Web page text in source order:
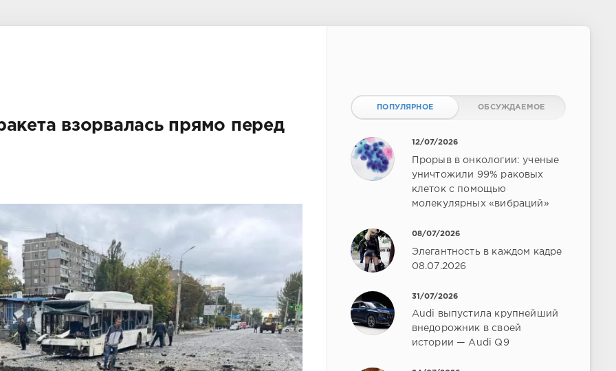
взорвалась прямо перед
ПОПУЛЯРНОЕ ОБСУЖДАЕМОЕ
12/07/2026
Прорыв в онкологии: ученые
уничтожили 99% раковых
клеток с помощью
молекулярных «вибраций»
08/07/2026
Элегантность в каждом кадре
08.07.2026
31/07/2026
Audi выпустила крупнейший
внедорожник в своей
истории — Audi Q9